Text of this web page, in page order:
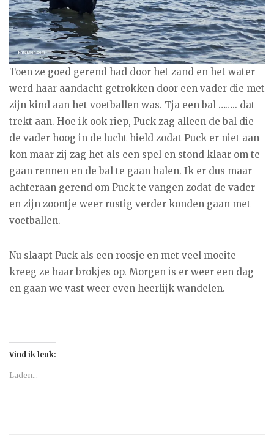
Toen ze goed gerend had door het zand en het water
werd haar aandacht getrokken door een vader die met
zijn kind aan het voetballen was. Tja een bal …….. dat
trekt aan. Hoe ik ook riep, Puck zag alleen de bal die
de vader hoog in de lucht hield zodat Puck er niet aan
kon maar zij zag het als een spel en stond klaar om te
gaan rennen en de bal te gaan halen. Ik er dus maar
achteraan gerend om Puck te vangen zodat de vader
en zijn zoontje weer rustig verder konden gaan met
voetballen.
Nu slaapt Puck als een roosje en met veel moeite
kreeg ze haar brokjes op. Morgen is er weer een dag
en gaan we vast weer even heerlijk wandelen.
Vind ik leuk:
Laden...